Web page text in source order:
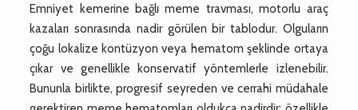
Emniyet kemerine bağlı meme travması, motorlu araç
kazaları sonrasında nadir görülen bir tablodur. Olguların
çoğu lokalize kontüzyon veya hematom şeklinde ortaya
çıkar ve genellikle konservatif yöntemlerle izlenebilir.
Bununla birlikte, progresif seyreden ve cerrahi müdahale